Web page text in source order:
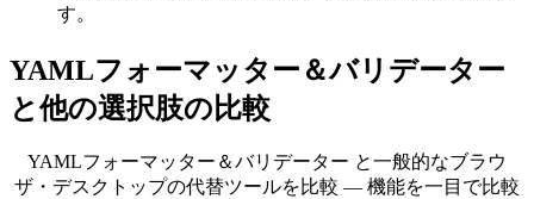
す。
YAMLフォーマッター＆バリデーター
と他の選択肢の比較
YAMLフォーマッター＆バリデーター と一般的なブラウ
ザ・デスクトップの代替ツールを比較 — 機能を一目で比較